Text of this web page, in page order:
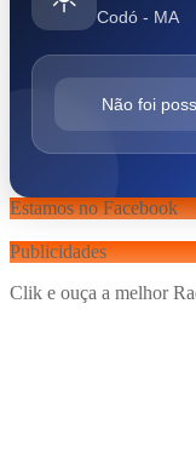
Codó - MA
Não foi
Estamos no Facebook
Publicidades
Clik e ouça a melhor